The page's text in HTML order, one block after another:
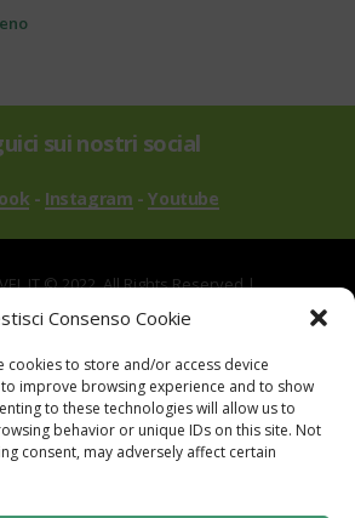
Consenso Cookie
cookies to store and/or access device
improve browsing experience and to show
to these technologies will allow us to
behavior or unique IDs on this site. Not
consent, may adversely affect certain
sui nostri social
- Instagram -Youtube
© 2022. All Rights Reserved |
83043 Bagnoli Irpino AV | P.IVA
TreeWeb|Privacy| Cookie |
|Mappa del Sito